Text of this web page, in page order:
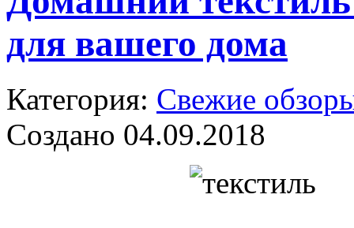
для вашего дома
Категория: Свежие
Создано 04.09.2018